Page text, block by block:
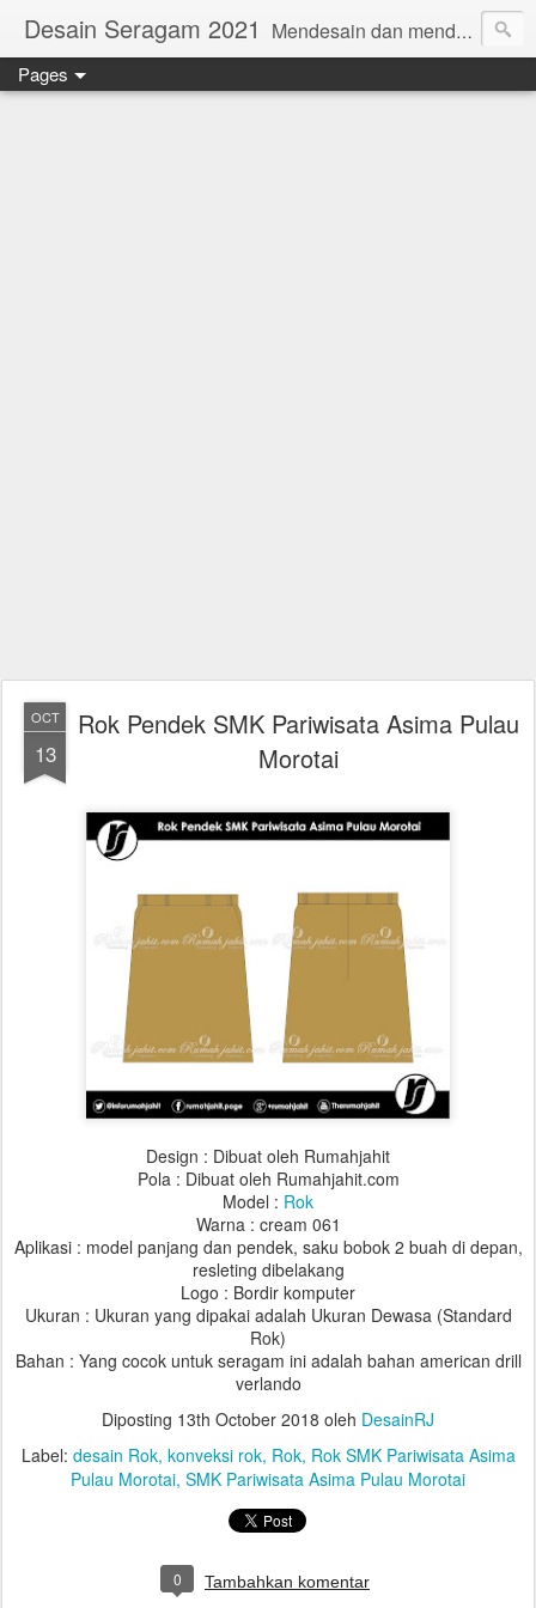
Desain Seragam 2021 Mendesain dan mendesain ulang SERAGAM KERJA 2018 www.rumahjahit.com
Pages
OCT
13
Rok Pendek SMK Pariwisata Asima Pulau
Morotai
Design : Dibuat oleh Rumahjahit
Pola : Dibuat oleh Rumahjahit.com
Model : Rok
Warna : cream 061
Aplikasi : model panjang dan pendek, saku bobok 2 buah di depan,
resleting dibelakang
Logo : Bordir komputer
Ukuran : Ukuran yang dipakai adalah Ukuran Dewasa (Standard
Rok)
Bahan : Yang cocok untuk seragam ini adalah bahan american drill
verlando
Diposting 13th October 2018 oleh DesainRJ
Label: desain Rok konveksi rok Rok Rok SMK Pariwisata Asima
Pulau Morotai SMK Pariwisata Asima Pulau Morotai
0 Tambahkan komentar